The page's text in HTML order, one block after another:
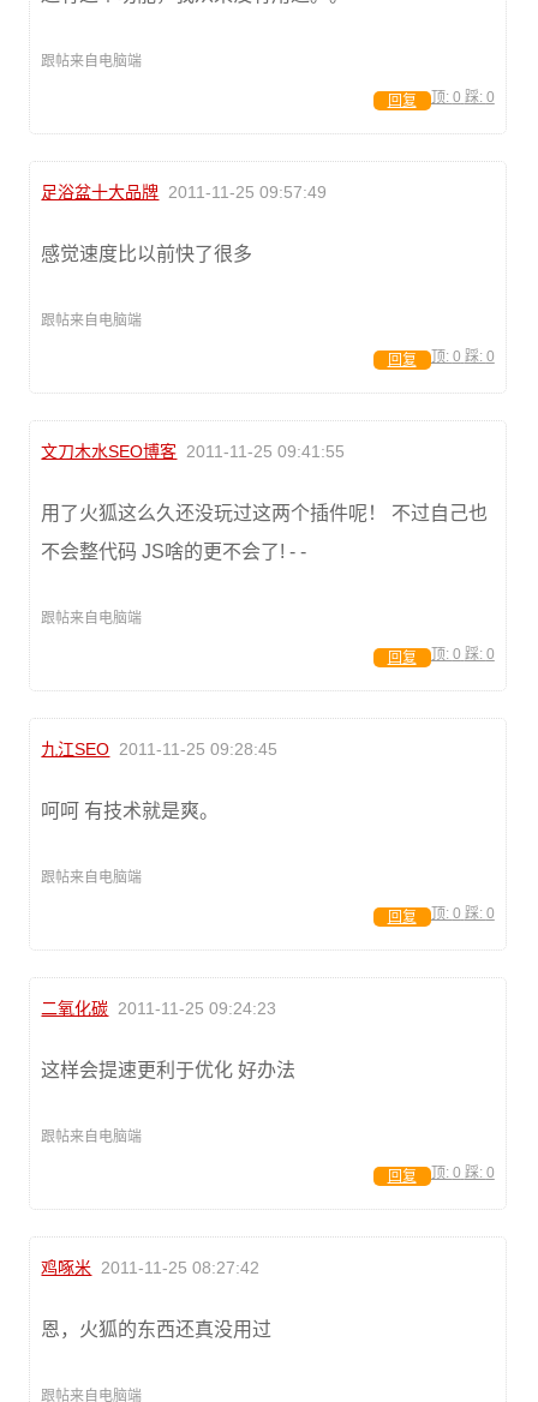
跟帖来自电脑端
顶: 0 踩: 0
回复
足浴盆十大品牌 2011-11-25 09:57:49
感觉速度比以前快了很多
跟帖来自电脑端
顶: 0 踩: 0
回复
文刀木水SEO博客 2011-11-25 09:41:55
用了火狐这么久还没玩过这两个插件呢！ 不过自己也
不会整代码 JS啥的更不会了! - -
跟帖来自电脑端
顶: 0 踩: 0
回复
九江SEO 2011-11-25 09:28:45
呵呵 有技术就是爽。
跟帖来自电脑端
顶: 0 踩: 0
回复
二氧化碳 2011-11-25 09:24:23
这样会提速更利于优化 好办法
跟帖来自电脑端
顶: 0 踩: 0
回复
鸡啄米 2011-11-25 08:27:42
恩，火狐的东西还真没用过
跟帖来自电脑端